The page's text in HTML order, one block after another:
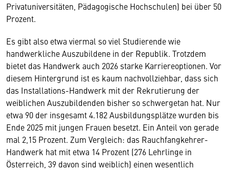
Privatuniversitäten, Pädagogische Hochschulen) bei über 50
Prozent.
Es gibt also etwa viermal so viel Studierende wie
handwerkliche Auszubildene in der Republik. Trotzdem
bietet das Handwerk auch 2026 starke Karriereoptionen. Vor
diesem Hintergrund ist es kaum nachvollziehbar, dass sich
das Installations-Handwerk mit der Rekrutierung der
weiblichen Auszubildenden bisher so schwergetan hat. Nur
etwa 90 der insgesamt 4.182 Ausbildungsplätze wurden bis
Ende 2025 mit jungen Frauen besetzt. Ein Anteil von gerade
mal 2,15 Prozent. Zum Vergleich: das Rauchfangkehrer-
Handwerk hat mit etwa 14 Prozent (276 Lehrlinge in
Österreich, 39 davon sind weiblich) einen wesentlich